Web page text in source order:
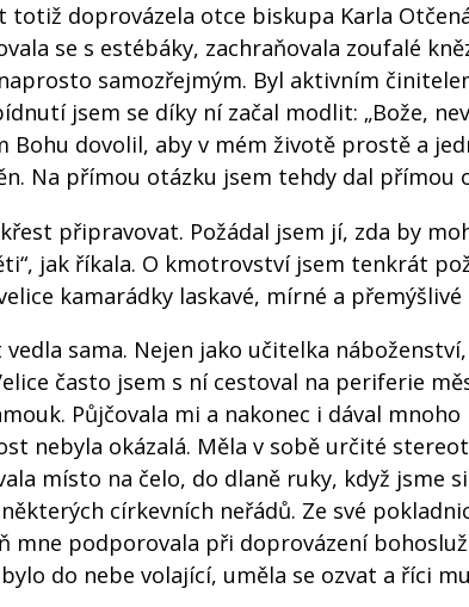
totiž doprovázela otce biskupa Karla
se s estébáky, zachraňovala zoufalé
samozřejmým. Byl aktivním
jsem se díky ní začal modlit: „Bože,
Bohu dovolil, aby v mém životě prostě a
Na přímou otázku jsem tehdy dal přímou
připravovat. Požádal jsem jí, zda by
jak říkala. O kmotrovství jsem tenkrát
kamarádky laskavé, mírné a přemýšlivé
sama. Nejen jako učitelka
často jsem s ní cestoval na periferie
Půjčovala mi a nakonec i dával
nebyla okázalá. Měla v sobě určité
místo na čelo, do dlaně ruky, když jsme
církevních neřádů. Ze své
mne podporovala při doprovázení
do nebe volající, uměla se ozvat a říci